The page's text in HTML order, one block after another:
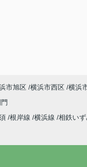
市旭区 横浜市西区 横浜
根岸線 横浜線 相鉄い